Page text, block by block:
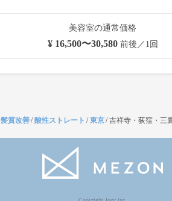
美容室の通常価格
¥ 16,500〜30,580前後／1回
髪質改善/酸性ストレート /東京/吉祥寺・荻窪・三